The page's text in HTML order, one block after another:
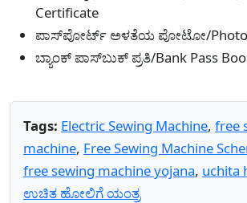
Certificate
ಪಾಸ್‌ಪೋರ್ಟ್ ಅಳತೆಯ ಪೋಟೋ/Photo
ಬ್ಯಾಂಕ್ ಪಾಸ್‌ಬುಕ್ ಪ್ರತಿ/Bank Pass
Tags: Electric Sewing Machine, free
machine, Free Sewing Machine
free sewing machine yojana, uchita
ಉಚಿತ ಹೋಲಿಗೆ ಯಂತ್ರ